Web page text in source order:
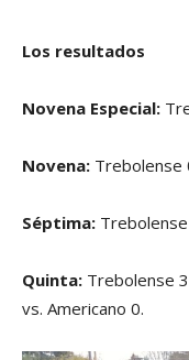
Los resultados
Novena Especial:
Novena: Trebolense
Séptima:
Quinta: Trebolense
vs. Americano 0.